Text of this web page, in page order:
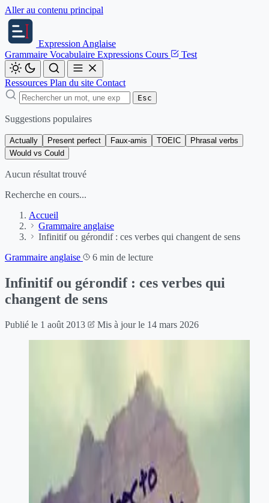
Aller au contenu principal
Expression Anglaise
Grammaire Vocabulaire Expressions Cours Test
Ressources Plan du site Contact
Esc
Suggestions populaires
Actually Present perfect Faux-amis TOEIC
Phrasal verbs
Would vs Could
Aucun résultat trouvé
Recherche en cours...
Accueil
Grammaire anglaise
Infinitif ou gérondif : ces verbes qui changent de sens
Grammaire anglaise
6 min de lecture
Infinitif ou gérondif : ces verbes qui
changent de sens
Publié le 1 août 2013 Mis à jour le 14 mars 2026